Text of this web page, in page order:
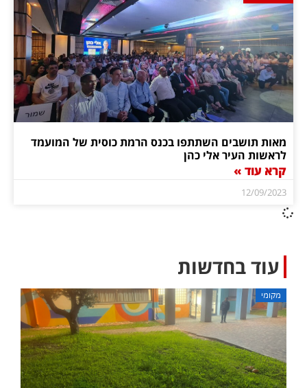
מאות תושבים השתתפו בכנס הרמת כוסית של המועמד
לראשות העיר אלי כהן
קרא עוד »
12/09/2023
עוד בחדשות
מקומי